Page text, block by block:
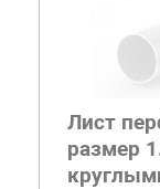
Лист
размер